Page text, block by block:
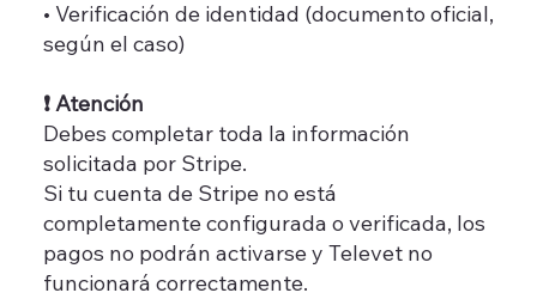
• Verificación de identidad (documento oficial,
según el caso)
❗ Atención
Debes completar toda la información
solicitada por Stripe.
Si tu cuenta de Stripe no está
completamente configurada o verificada, los
pagos no podrán activarse y Televet no
funcionará correctamente.